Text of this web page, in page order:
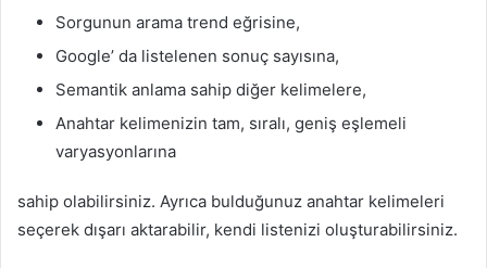
Sorgunun arama trend eğrisine,
Google’ da listelenen sonuç sayısına,
Semantik anlama sahip diğer kelimelere,
Anahtar kelimenizin tam, sıralı, geniş eşlemeli
varyasyonlarına
sahip olabilirsiniz. Ayrıca bulduğunuz anahtar kelimeleri
seçerek dışarı aktarabilir, kendi listenizi oluşturabilirsiniz.